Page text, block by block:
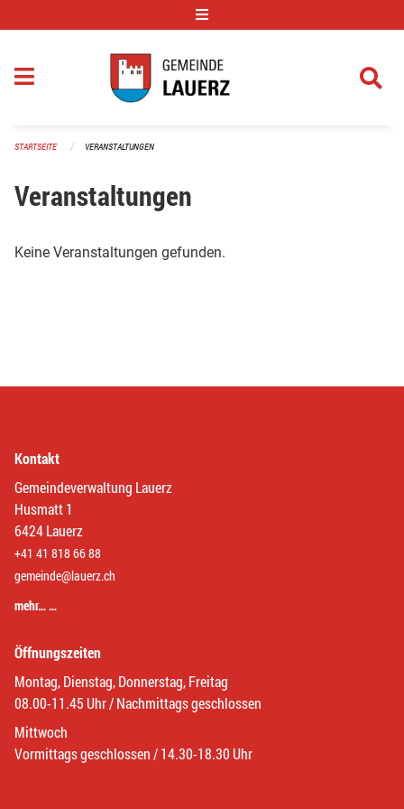
STARTSEITE VERANSTALTUNGEN
Veranstaltungen
Keine Veranstaltungen gefunden.
Kontakt
Gemeindeverwaltung Lauerz
Husmatt 1
6424 Lauerz
+41 41 818 66 88
gemeinde@lauerz.ch
mehr… …
Öffnungszeiten
Montag, Dienstag, Donnerstag, Freitag
08.00-11.45 Uhr / Nachmittags geschlossen
Mittwoch
Vormittags geschlossen / 14.30-18.30 Uhr